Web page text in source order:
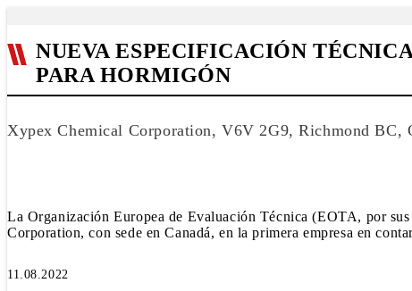
NUEVA ESPECIFICACIÓN
PARA HORMIGÓN
Xypex Chemical Corporation, V6V 2G9, Richmond BC,
La Organización Europea de Evaluación Técnica (EOTA, por
Corporation, con sede en Canadá, en la primera empresa en
11.08.2022